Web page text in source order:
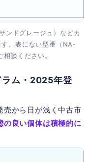
ンドグレージュ）などカ
。表にない型番（NA-
談ください。
ラム・2025年登
売から日が浅く中古市
の良い個体は積極的に